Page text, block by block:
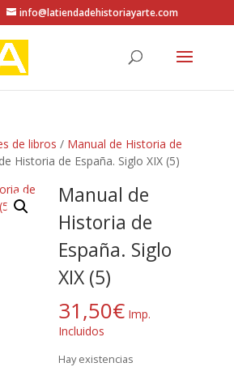
info@latiendadehistoriayarte.com
de libros / Manual de Historia de
Historia de España. Siglo XIX (5)
Manual de
Historia de
España. Siglo
XIX (5)
31,50€ Imp.
Incluidos
Hay existencias